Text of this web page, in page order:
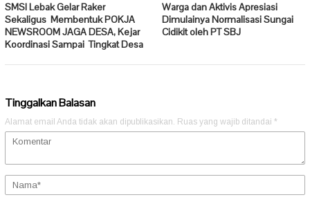
SMSI Lebak Gelar Raker
Sekaligus Membentuk POKJA
NEWSROOM JAGA DESA, Kejar
Koordinasi Sampai Tingkat Desa
Warga dan Aktivis Apresiasi
Dimulainya Normalisasi Sungai
Cidikit oleh PT SBJ
Tinggalkan Balasan
Alamat email Anda tidak akan dipublikasikan. Ruas yang wajib ditandai *